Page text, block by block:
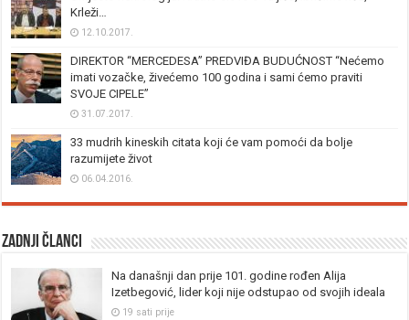
Krleži…
12.10.2017.
DIREKTOR “MERCEDESA” PREDVIĐA BUDUĆNOST “Nećemo
imati vozačke, živećemo 100 godina i sami ćemo praviti
SVOJE CIPELE”
31.07.2017.
33 mudrih kineskih citata koji će vam pomoći da bolje
razumijete život
06.04.2016.
Zadnji članci
Na današnji dan prije 101. godine rođen Alija
Izetbegović, lider koji nije odstupao od svojih ideala
19 sati prije